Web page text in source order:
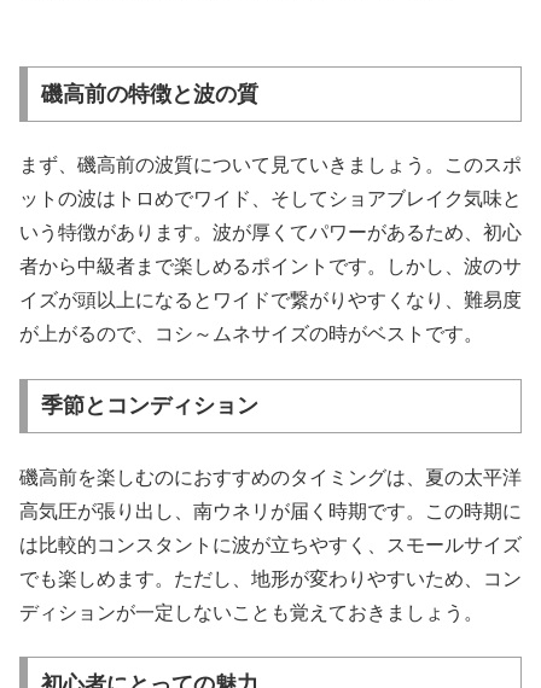
磯高前の特徴と波の質
まず、磯高前の波質について見ていきましょう。このスポ
ットの波はトロめでワイド、そしてショアブレイク気味と
いう特徴があります。波が厚くてパワーがあるため、初心
者から中級者まで楽しめるポイントです。しかし、波のサ
イズが頭以上になるとワイドで繋がりやすくなり、難易度
が上がるので、コシ～ムネサイズの時がベストです。
季節とコンディション
磯高前を楽しむのにおすすめのタイミングは、夏の太平洋
高気圧が張り出し、南ウネリが届く時期です。この時期に
は比較的コンスタントに波が立ちやすく、スモールサイズ
でも楽しめます。ただし、地形が変わりやすいため、コン
ディションが一定しないことも覚えておきましょう。